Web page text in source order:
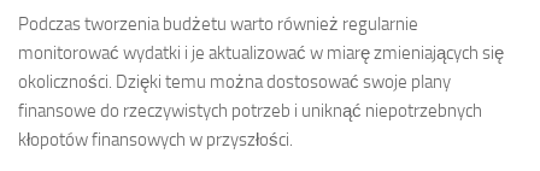
Podczas tworzenia budżetu warto również regularnie
monitorować wydatki i je aktualizować w miarę zmieniających się
okoliczności. Dzięki temu można dostosować swoje plany
finansowe do rzeczywistych potrzeb i uniknąć niepotrzebnych
kłopotów finansowych w przyszłości.